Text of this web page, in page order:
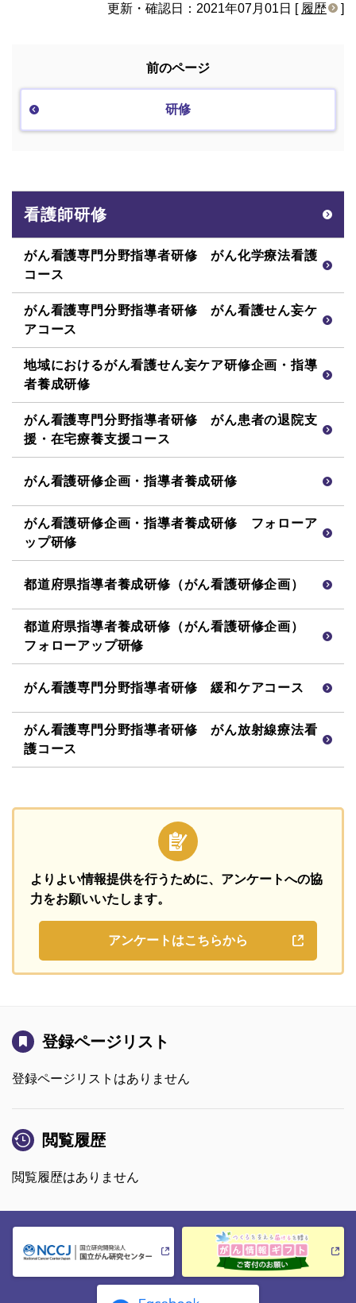
更新・確認日：2021年07月01日 [ 履歴 ]
前のページ
研修
看護師研修
がん看護専門分野指導者研修 がん化学療法看護
コース
がん看護専門分野指導者研修 がん看護せん妄ケ
アコース
地域におけるがん看護せん妄ケア研修企画・指導
者養成研修
がん看護専門分野指導者研修 がん患者の退院支
援・在宅療養支援コース
がん看護研修企画・指導者養成研修
がん看護研修企画・指導者養成研修 フォローア
ップ研修
都道府県指導者養成研修（がん看護研修企画）
都道府県指導者養成研修（がん看護研修企画）
フォローアップ研修
がん看護専門分野指導者研修 緩和ケアコース
がん看護専門分野指導者研修 がん放射線療法看
護コース
よりよい情報提供を行うために、 アンケートへの協
力をお願いいたします。
アンケートはこちらから
登録ページリスト
登録ページリストはありません
閲覧履歴
閲覧履歴はありません